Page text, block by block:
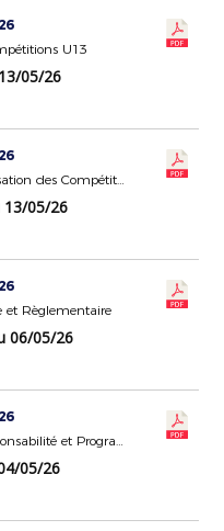
U13
05/26
Commission Organisation des Compétitions
13/05/26
et Règlementaire
06/05/26
Commission Écoresponsabilité et Programme Éducatif Fédéral
05/26